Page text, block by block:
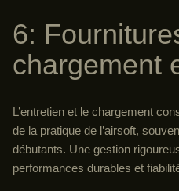
6:
chargement
L’entretien et le chargement
de la pratique de l’airsoft,
débutants. Une gestion
performances durables et